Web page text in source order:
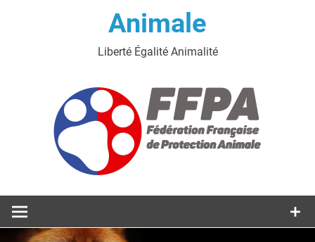
Animale
Liberté Égalité Animalité